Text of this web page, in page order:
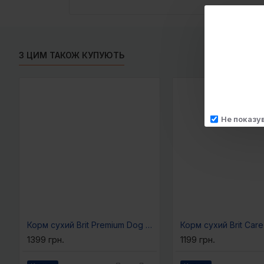
Не
З ЦИМ ТАКОЖ КУПУЮТЬ
Корм сухий Brit Premium Dog Adult M для дорослих собак середніх порід вагою 10-25 кг з куркою 8 кг
1399 грн. 1199 грн.